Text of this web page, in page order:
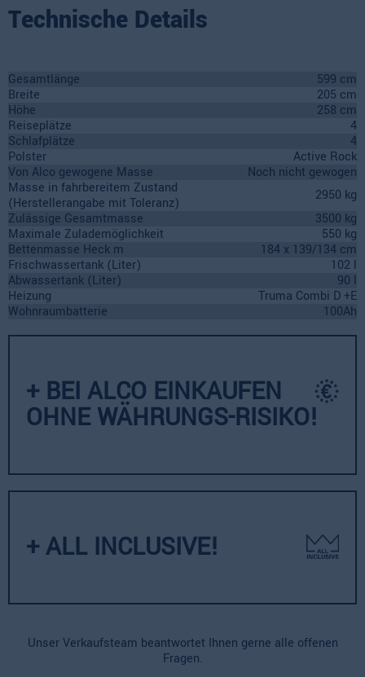
Technische Details
Gesamtlänge
599 cm
Breite
205 cm
Höhe
258 cm
Reiseplätze
4
Schlafplätze
4
Polster
Active Rock
Von Alco gewogene Masse
Noch nicht gewogen
Masse in fahrbereitem Zustand
(Herstellerangabe mit Toleranz)
2950 kg
Zulässige Gesamtmasse
3500 kg
Maximale Zulademöglichkeit
550 kg
Bettenmasse Heck m
184 x 139/134 cm
Frischwassertank (Liter)
102 l
Abwassertank (Liter)
90 l
Heizung
Truma Combi D +E
Wohnraumbatterie
100Ah
+ BEI ALCO EINKAUFEN
OHNE WÄHRUNGS-RISIKO!
+ ALL INCLUSIVE!
Unser Verkaufsteam beantwortet Ihnen gerne alle offenen
Fragen.